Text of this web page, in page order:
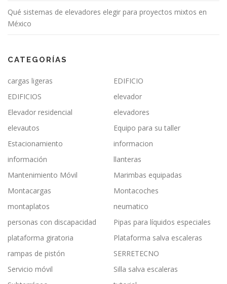
Qué sistemas de elevadores elegir para proyectos mixtos en
México
CATEGORÍAS
cargas ligeras
EDIFICIO
EDIFICIOS
elevador
Elevador residencial
elevadores
elevautos
Equipo para su taller
Estacionamiento
informacion
información
llanteras
Mantenimiento Móvil
Marimbas equipadas
Montacargas
Montacoches
montaplatos
neumatico
personas con discapacidad
Pipas para líquidos especiales
plataforma giratoria
Plataforma salva escaleras
rampas de pistón
SERRETECNO
Servicio móvil
Silla salva escaleras